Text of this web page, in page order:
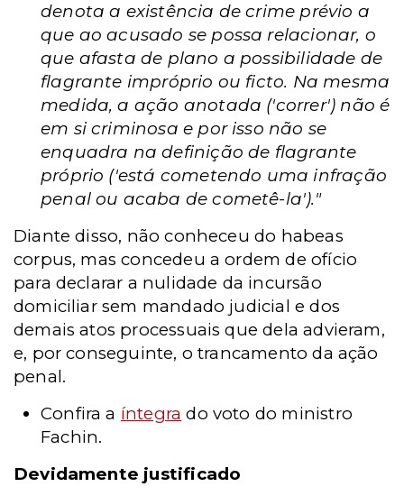
denota a existência de crime prévio a
que ao acusado se possa relacionar, o
que afasta de plano a possibilidade de
flagrante impróprio ou ficto. Na mesma
medida, a ação anotada ('correr') não é
em si criminosa e por isso não se
enquadra na definição de flagrante
próprio ('está cometendo uma infração
penal ou acaba de cometê-la')."
Diante disso, não conheceu do habeas
corpus, mas concedeu a ordem de ofício
para declarar a nulidade da incursão
domiciliar sem mandado judicial e dos
demais atos processuais que dela advieram,
e, por conseguinte, o trancamento da ação
penal.
Confira a íntegra do voto do ministro
Fachin.
Devidamente justificado